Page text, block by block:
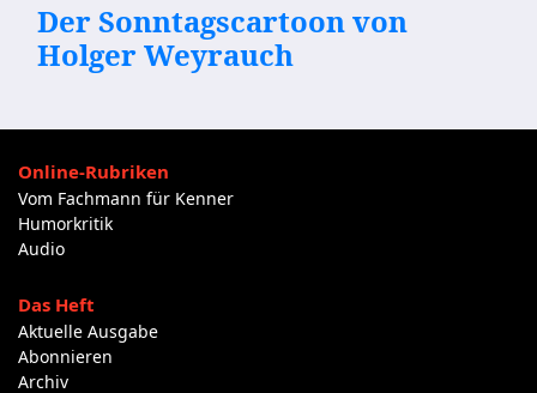
Der Sonntagscartoon von
Holger Weyrauch
Online-Rubriken
Vom Fachmann für Kenner
Humorkritik
Audio
Das Heft
Aktuelle Ausgabe
Abonnieren
Archiv